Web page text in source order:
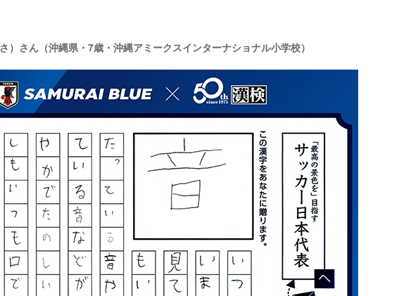
さん（沖縄県・7歳・沖縄アミークスインターナショナル小学校）